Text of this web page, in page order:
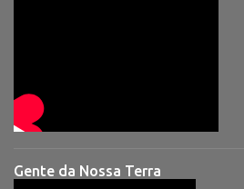
Gente da Nossa Terra